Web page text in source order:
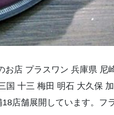
店 プラスワン 兵庫県 尼
国 十三 梅田 明石 大久保
店舗展開しています。フ